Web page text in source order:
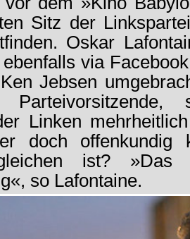
Sitz der
Oskar
via
Jebsen
Linken
doch offenkundig
ist? »Das
so Lafontaine.